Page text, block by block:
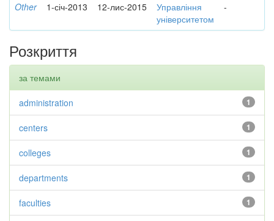
Other 1-січ-2013 12-лис-2015
Управління
університетом
-
Розкриття
за темами
1
administration
1
centers
1
colleges
1
departments
1
faculties